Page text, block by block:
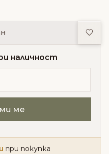
наличност
при покупка